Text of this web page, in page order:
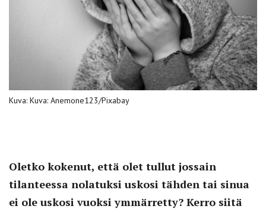
Kuva: Kuva: Anemone123/Pixabay
Oletko kokenut, että olet tullut jossain
tilanteessa nolatuksi uskosi tähden tai sinua
ei ole uskosi vuoksi ymmärretty? Kerro siitä